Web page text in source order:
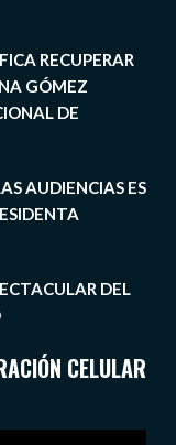
RECUPERAR
GÓMEZ
DE
AUDIENCIAS ES
DEL
CELULAR